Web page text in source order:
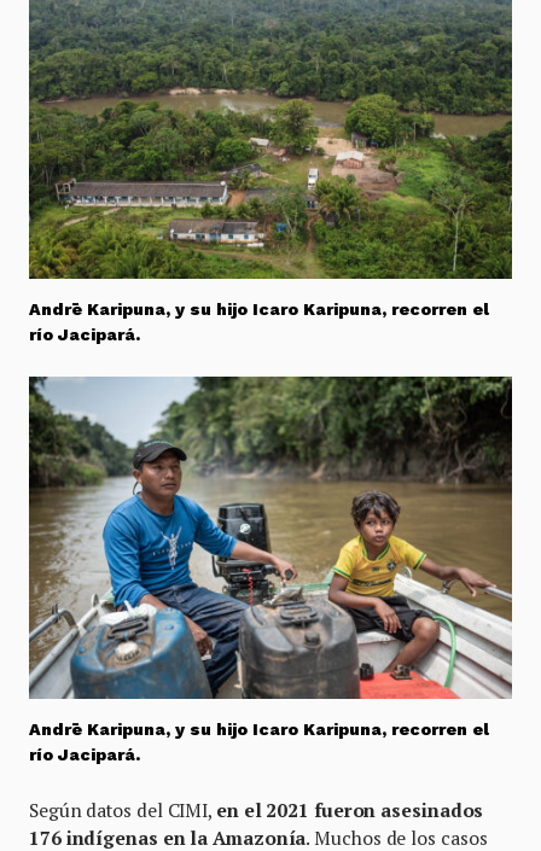
Andrē Karipuna, y su hijo Icaro Karipuna, recorren el
río Jacipará.
Andrē Karipuna, y su hijo Icaro Karipuna, recorren el
río Jacipará.
Según datos del CIMI, en el 2021 fueron asesinados
176 indígenas en la Amazonía. Muchos de los casos